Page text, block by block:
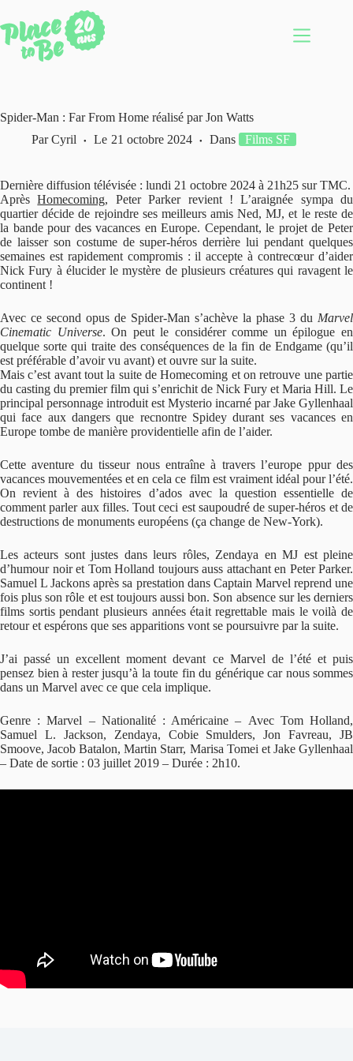
au
contenu
Spider-Man : Far From Home réalisé par Jon Watts
Par Cyril Le 21 octobre 2024 Dans Films SF
Dernière diffusion télévisée : lundi 21 octobre 2024 à 21h25 sur TMC.
AprèsHomecoming, Peter Parker revient ! L’araignée sympa du
quartier décide de rejoindre ses meilleurs amis Ned, MJ, et le reste de
la bande pour des vacances en Europe. Cependant, le projet de Peter
de laisser son costume de super-héros derrière lui pendant quelques
semaines est rapidement compromis : il accepte à contrecœur d’aider
Nick Fury à élucider le mystère de plusieurs créatures qui ravagent le
continent !
Avec ce second opus de Spider-Man s’achève la phase 3 du Marvel
Cinematic Universe. On peut le considérer comme un épilogue en
quelque sorte qui traite des conséquences de la fin de Endgame (qu’il
est préférable d’avoir vu avant) et ouvre sur la suite.
Mais c’est avant tout la suite de Homecoming et on retrouve une partie
du casting du premier film qui s’enrichit de Nick Fury et Maria Hill. Le
principal personnage introduit est Mysterio incarné par Jake Gyllenhaal
qui face aux dangers que recnontre Spidey durant ses vacances en
Europe tombe de manière providentielle afin de l’aider.
Cette aventure du tisseur nous entraîne à travers l’europe ppur des
vacances mouvementées et en cela ce film est vraiment idéal pour l’été.
On revient à des histoires d’ados avec la question essentielle de
comment parler aux filles. Tout ceci est saupoudré de super-héros et de
destructions de monuments européens (ça change de New-York).
Les acteurs sont justes dans leurs rôles, Zendaya en MJ est pleine
d’humour noir et Tom Holland toujours auss attachant en Peter Parker.
Samuel L Jackons après sa prestation dans Captain Marvel reprend une
fois plus son rôle et est toujours aussi bon. Son absence sur les derniers
films sortis pendant plusieurs années était regrettable mais le voilà de
retour et espérons que ses apparitions vont se poursuivre par la suite.
J’ai passé un excellent moment devant ce Marvel de l’été et puis
pensez bien à rester jusqu’à la toute fin du générique car nous sommes
dans un Marvel avec ce que cela implique.
Genre : Marvel – Nationalité : Américaine – Avec Tom Holland,
Samuel L. Jackson, Zendaya, Cobie Smulders, Jon Favreau, JB
Smoove, Jacob Batalon, Martin Starr, Marisa Tomei et Jake Gyllenhaal
– Date de sortie : 03 juillet 2019 – Durée : 2h10.